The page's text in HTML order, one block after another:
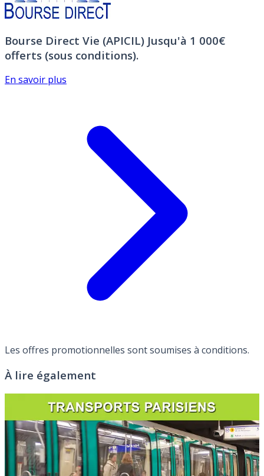
Bourse Direct Vie (APICIL) Jusqu'à 1 000€
offerts (sous conditions).
En savoir plus
Les offres promotionnelles sont soumises à conditions.
À lire également